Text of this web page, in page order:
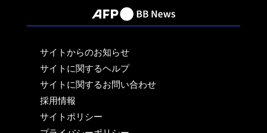
サイトからのお知らせ
サイトに関するヘルプ
サイトに関するお問い合わせ
採用情報
サイトポリシー